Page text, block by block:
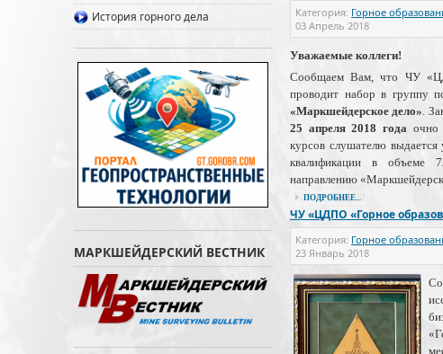
Категория: Горное
03 Апрель 2018
Уважаемые коллеги!
Сообщаем Вам, что ЧУ
проводит набор в группу
«Маркшейдерское дело».
25 апреля 2018 года очно
курсов слушателю
квалификации в объеме
направлению
ПОДРОБНЕЕ...
ЧУ «ЦДПО «Горное
Категория: Горное
23 Январь 2018
История горного дела
МАРКШЕЙДЕРСКИЙ ВЕСТНИК